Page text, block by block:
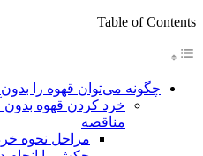
Table of Contents
چگونه می‌توان قهوه را
خرد کردن قهوه
مناقصه
مراحل نحوه